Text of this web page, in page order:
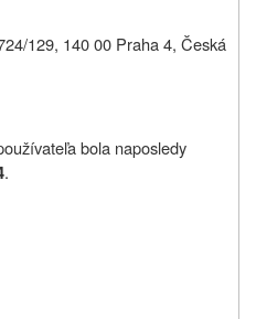
129, 140 00 Praha 4, Česká
bola naposledy
.